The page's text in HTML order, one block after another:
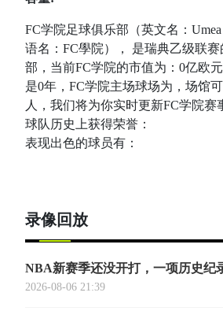
FC学院足球俱乐部（英文名：Umea
语名：FC學院）， 是瑞典乙级联
部，当前FC学院的市值为：0亿欧
是0年，FC学院主场球场为，场馆
人，我们将为你实时更新FC学院赛
球队历史上获得荣誉：
表现出色的球员有：
录像回放
NBA新赛季还没开打，一项历史纪
诞生——英国篮球俱乐部伦敦雄狮将
2026-08-06 21:39